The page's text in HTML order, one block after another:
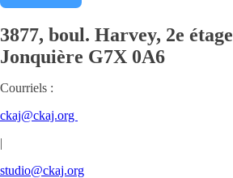
3877, boul. Harvey, 2e étage
Jonquière G7X 0A6
Courriels :
ckaj@ckaj.org
|
studio@ckaj.org